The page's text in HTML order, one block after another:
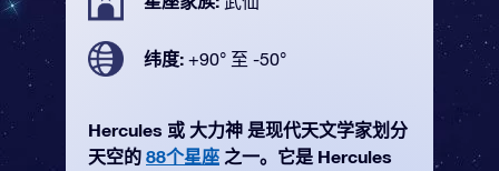
纬度: +90° 至 -50°
Hercules 或 大力神 是现代天文学家划分
天空的 88个星座 之一。它是 Hercules